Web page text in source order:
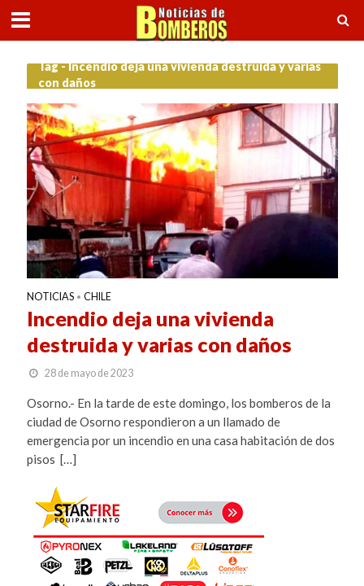
Tag - Incendio deja una vivienda destruida y varias
con daños
NOTICIAS • CHILE
Incendio deja una vivienda
destruida y varias con daños
28 de mayo de 2023
Osorno.- En la tarde de este domingo, los bomberos de la
ciudad de Osorno respondieron a un llamado de
emergencia por un incendio en una casa habitación de dos
pisos […]